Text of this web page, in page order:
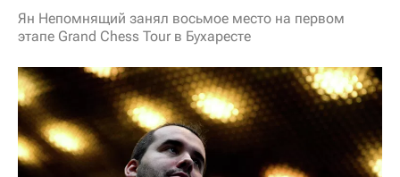
Ян Непомнящий занял восьмое место на первом
этапе Grand Chess Tour в Бухаресте